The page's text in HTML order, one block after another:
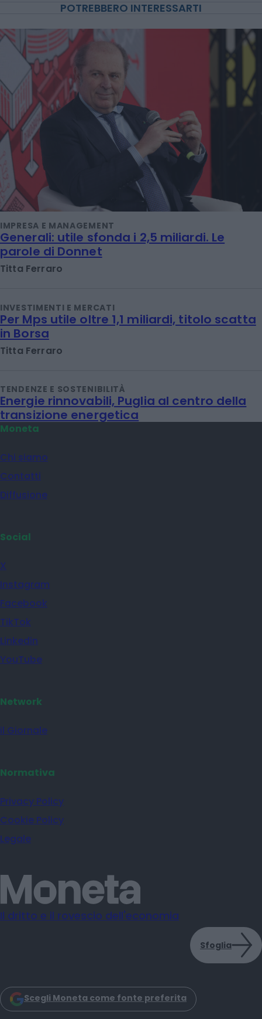
POTREBBERO INTERESSARTI
IMPRESA E MANAGEMENT
Generali: utile sfonda i 2,5 miliardi. Le
parole di Donnet
Titta Ferraro
INVESTIMENTI E MERCATI
Per Mps utile oltre 1,1 miliardi, titolo scatta
in Borsa
Titta Ferraro
TENDENZE E SOSTENIBILITÀ
Energie rinnovabili, Puglia al centro della
transizione energetica
Moneta
Chi siamo
Contatti
Diffusione
Social
X
Instagram
Facebook
TikTok
Linkedin
YouTube
Network
il Giornale
Normativa
Privacy Policy
Cookie Policy
Legale
Il dritto e il rovescio dell'economia
Sfoglia
Scegli Moneta come fonte preferita